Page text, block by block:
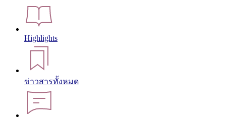
Highlights
ข่าวสารทั้งหมด